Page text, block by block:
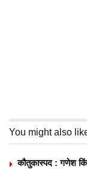
You might also
कौतुकास्पद : गणेश